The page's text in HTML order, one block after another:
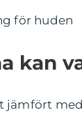
för huden
kan
jämfört med